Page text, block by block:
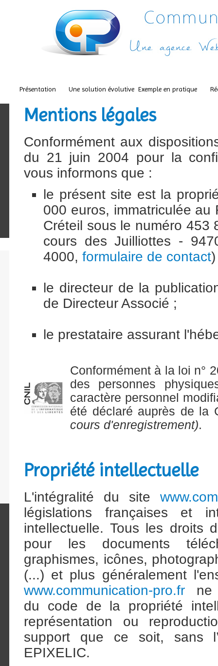
Présentation Une solution évolutive Exemple en pratique
Mentions légales
Conformément aux
du 21 juin 2004 pour la
vous informons que :
le présent site est la
000 euros, immatriculée
Créteil sous le numéro 453
cours des Juilliottes -
4000, formulaire de contact
le directeur de la
de Directeur Associé ;
le prestataire assurant
Conformément à la loi n°
des personnes
caractère personnel
été déclaré auprès de la
cours d'enregistrement).
Propriété intellectuelle
L'intégralité du site
législations françaises et
intellectuelle. Tous les droits
pour les documents
graphismes, icônes,
(...) et plus généralement
www.communication-pro.fr ne
du code de la propriété
représentation ou
support que ce soit, sans
EPIXELIC.